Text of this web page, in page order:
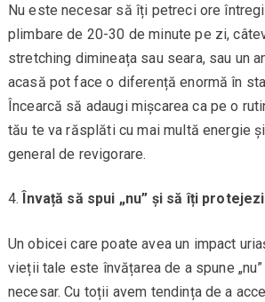
Nu este necesar să îți petreci ore
plimbare de 20-30 de minute pe zi,
stretching dimineața sau seara, sau un
acasă pot face o diferență enormă în
Încearcă să adaugi mișcarea ca pe o
tău te va răsplăti cu mai multă energie
general de revigorare.
Învață să spui „nu” și să îți
Un obicei care poate avea un impact
vieții tale este învățarea de a spune
necesar. Cu toții avem tendința de a